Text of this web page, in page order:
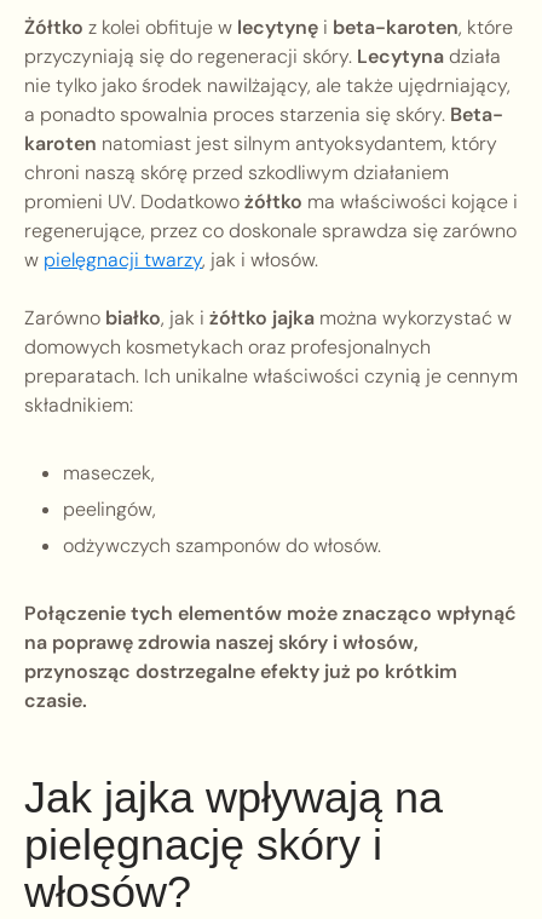
Żółtko z kolei obfituje w lecytynę i beta-karoten, które
przyczyniają się do regeneracji skóry. Lecytynadziała
nie tylko jako środek nawilżający, ale także ujędrniający,
a ponadto spowalnia proces starzenia się skóry. Beta-
karoten natomiast jest silnym antyoksydantem, który
chroni naszą skórę przed szkodliwym działaniem
promieni UV. Dodatkowożółtko ma właściwości kojące i
regenerujące, przez co doskonale sprawdza się zarówno
w pielęgnacji twarzy, jak i włosów.
Zarówno białko, jak i żółtko jajka można wykorzystać w
domowych kosmetykach oraz profesjonalnych
preparatach. Ich unikalne właściwości czynią je cennym
składnikiem:
maseczek,
peelingów,
odżywczych szamponów do włosów.
Połączenie tych elementów może znacząco wpłynąć
na poprawę zdrowia naszej skóry i włosów,
przynosząc dostrzegalne efekty już po krótkim
czasie.
Jak jajka wpływają na
pielęgnację skóry i
włosów?